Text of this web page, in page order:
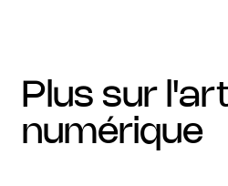
plus sur l'art
numérique